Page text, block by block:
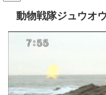
動物戦隊ジュウオ